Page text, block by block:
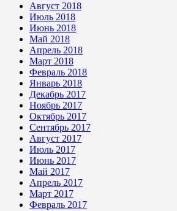
Август 2018
Июль 2018
Июнь 2018
Май 2018
Апрель 2018
Март 2018
Февраль 2018
Январь 2018
Декабрь 2017
Ноябрь 2017
Октябрь 2017
Сентябрь 2017
Август 2017
Июль 2017
Июнь 2017
Май 2017
Апрель 2017
Март 2017
Февраль 2017